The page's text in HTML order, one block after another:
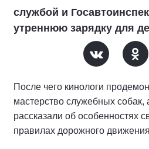
службой и
утреннюю зарядку для
После чего кинологи
мастерство служебных
рассказали об особенностях
правилах дорожного